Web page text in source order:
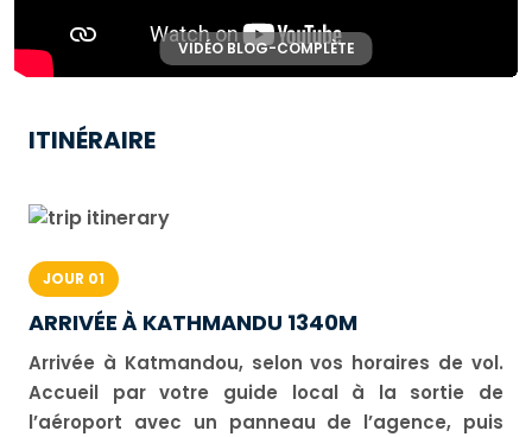
VIDÉO BLOG-COMPLÈTE
ITINÉRAIRE
JOUR 01
ARRIVÉE À KATHMANDU 1340M
Arrivée à Katmandou, selon vos horaires de vol.
Accueil par votre guide local à la sortie de
l’aéroport avec un panneau de l’agence, puis